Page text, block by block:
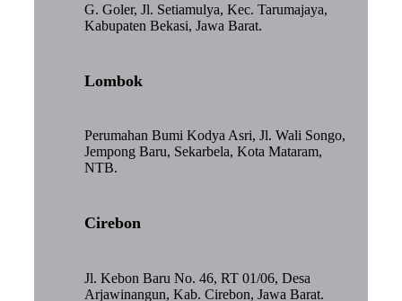
G. Goler, Jl. Setiamulya, Kec. Tarumajaya,
Kabupaten Bekasi, Jawa Barat.
Lombok
Perumahan Bumi Kodya Asri, Jl. Wali Songo,
Jempong Baru, Sekarbela, Kota Mataram,
NTB.
Cirebon
Jl. Kebon Baru No. 46, RT 01/06, Desa
Arjawinangun, Kab. Cirebon, Jawa Barat.